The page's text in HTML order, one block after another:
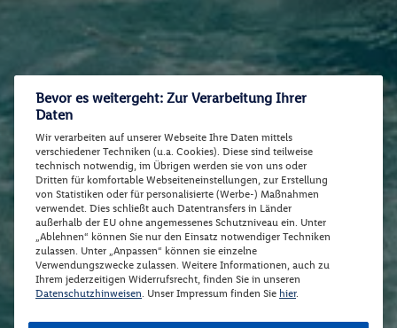
Bevor es weitergeht: Zur Verarbeitung Ihrer
Daten
Wir verarbeiten auf unserer Webseite Ihre Daten mittels
verschiedener Techniken (u.a. Cookies). Diese sind teilweise
technisch notwendig, im Übrigen werden sie von uns oder
Dritten für komfortable Webseiteneinstellungen, zur Erstellung
von Statistiken oder für personalisierte (Werbe-) Maßnahmen
verwendet. Dies schließt auch Datentransfers in Länder
außerhalb der EU ohne angemessenes Schutzniveau ein. Unter
„Ablehnen“ können Sie nur den Einsatz notwendiger Techniken
zulassen. Unter „Anpassen“ können sie einzelne
Verwendungszwecke zulassen. Weitere Informationen, auch zu
Ihrem jederzeitigen Widerrufsrecht, finden Sie in unseren
Datenschutzhinweisen. Unser Impressum finden Sie hier.